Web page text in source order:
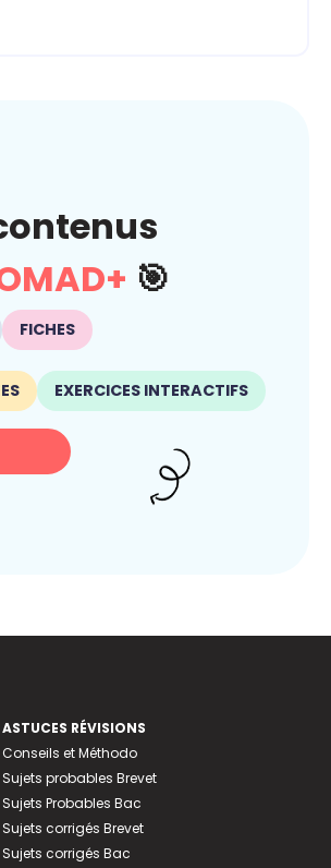
🎯
FICHES
EXERCICES INTERACTIFS
ASTUCES RÉVISIONS
Conseils et Méthodo
Sujets probables Brevet
Sujets Probables Bac
Sujets corrigés Brevet
Sujets corrigés Bac